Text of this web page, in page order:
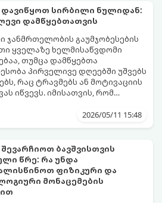
სტრესული ცხოვრების წესი,
კვება და უმოძრაობა ამ პროცესს
აჩქარებს. დაბალი
იწვევს მუდმივ
დეპრესიას, კუნთების
და ცხიმის დაგროვებას მუცლის
ჰორმონალური თერაპიის
რომელსაც ხშირად
გვერდითი ეფექტები აქვს,
ორგანიზმს ტესტოსტერონის
ბუნებრივი, მეცნიერულად
გზებით დაეხმაროთ.
ტესტოსტერონის
სირბილი ნულიდან:
დამწყებთათვის
ჯანმრთელობის გაუმჯობესების
ყველაზე ხელმისაწვდომი
თუმცა დამწყებთა
პირველივე დღეებში უშვებს
რაც ტრავმებს ან მოტივაციის
იწვევს. იმისათვის, რომ
იქცეს, მიჰყევით ამ ინსტრუქციას:
2026/05/11 15:48
ბავშვისთვის
წრე: რა უნდა
ფიზიკური და
მონაცემების